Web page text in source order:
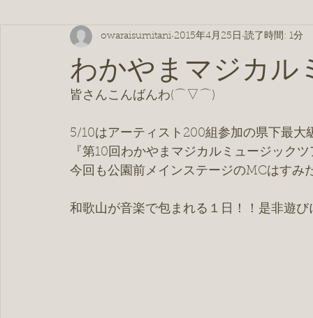
わかやまマジカル
owaraisumitani 2015年4月25日 読了時間: 1分
皆さんこんばんわ(⌒▽⌒)
5/10はアーティスト200組参加の県下最大
『第10回わかやまマジカルミュージック
今回も公園前メインステージのMCはすみ
和歌山が音楽で包まれる１日！！是非遊